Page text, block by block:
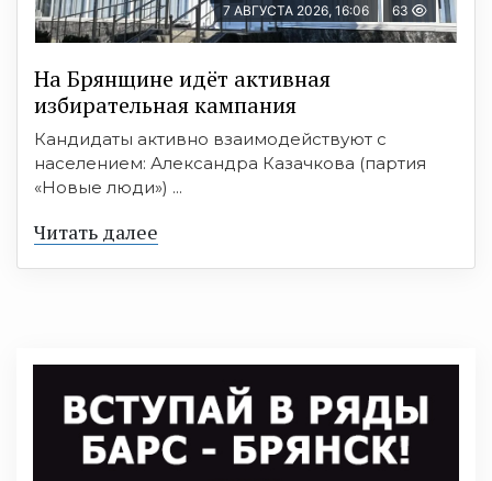
7 АВГУСТА 2026, 16:06 63
На Брянщине идёт активная
избирательная кампания
Кандидаты активно взаимодействуют с
населением: Александра Казачкова (партия
«Новые люди») ...
Читать далее